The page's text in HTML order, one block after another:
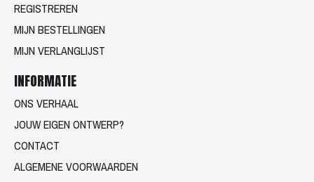
REGISTREREN
MIJN BESTELLINGEN
MIJN VERLANGLIJST
INFORMATIE
ONS VERHAAL
JOUW EIGEN ONTWERP?
CONTACT
ALGEMENE VOORWAARDEN